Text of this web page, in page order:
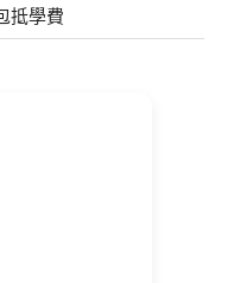
抵學費